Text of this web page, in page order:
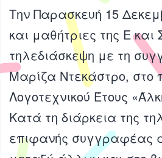
Την Παρασκευή 15
και μαθήτριες της Ε και
τηλεδιάσκεψη με τη
Μαρίζα Ντεκάστρο, στο
Λογοτεχνικού Έτους
Κατά τη διάρκεια της
επιφανής συγγραφέας